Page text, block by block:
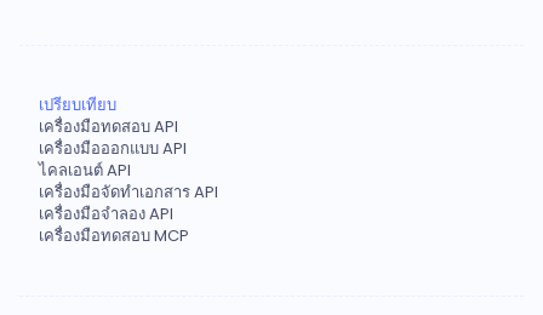
เปรียบเทียบ
เครื่องมือทดสอบ API
เครื่องมือออกแบบ API
ไคลเอนต์ API
เครื่องมือจัดทำเอกสาร API
เครื่องมือจำลอง API
เครื่องมือทดสอบ MCP